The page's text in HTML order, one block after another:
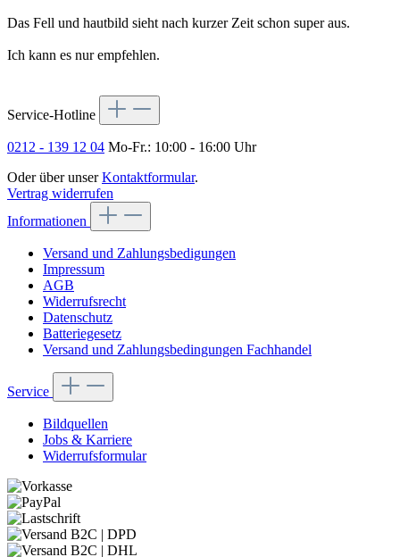
Das Fell und hautbild sieht nach kurzer Zeit schon super aus.
Ich kann es nur empfehlen.
Service-Hotline
0212 - 139 12 04 Mo-Fr.: 10:00 - 16:00 Uhr
Oder über unserKontaktformular.
Vertrag widerrufen
Informationen
Versand und Zahlungsbedigungen
Impressum
AGB
Widerrufsrecht
Datenschutz
Batteriegesetz
Versand und Zahlungsbedingungen Fachhandel
Service
Bildquellen
Jobs & Karriere
Widerrufsformular